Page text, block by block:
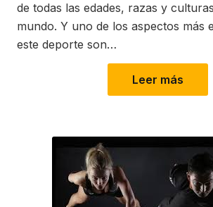
de todas las edades, razas y
mundo. Y uno de los aspectos más
este deporte son…
Leer más